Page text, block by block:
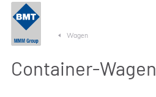
Wagen
Container-Wagen